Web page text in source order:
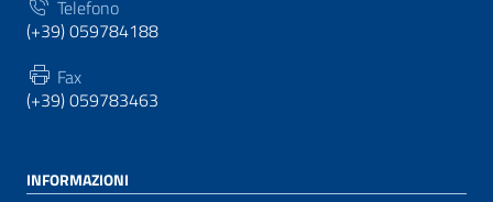
Telefono
(+39) 059784188
Fax
(+39) 059783463
INFORMAZIONI